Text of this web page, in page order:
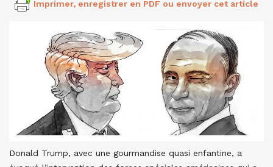
Imprimer, enregistrer en PDF ou envoyer cet article
Donald Trump, avec une gourmandise quasi enfantine, a